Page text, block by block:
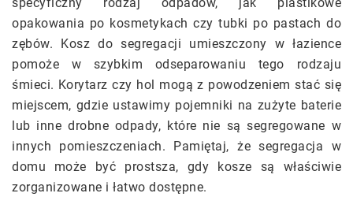
specyficzny rodzaj odpadów, jak plastikowe
opakowania po kosmetykach czy tubki po pastach do
zębów. Kosz do segregacji umieszczony w łazience
pomoże w szybkim odseparowaniu tego rodzaju
śmieci. Korytarz czy hol mogą z powodzeniem stać się
miejscem, gdzie ustawimy pojemniki na zużyte baterie
lub inne drobne odpady, które nie są segregowane w
innych pomieszczeniach. Pamiętaj, że segregacja w
domu może być prostsza, gdy kosze są właściwie
zorganizowane i łatwo dostępne.